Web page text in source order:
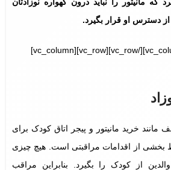
از دسترس او قرار بگیرد.
[/vc_column_text][/vc_column][/vc_row][vc_row][vc_column]
مانند خرید مانیتور و پیجر اتاق کودک برای
بخشی از اقدامات مراقبتی است. هیچ چیزی
از کودک را بگیرد. بنابراین مراقب